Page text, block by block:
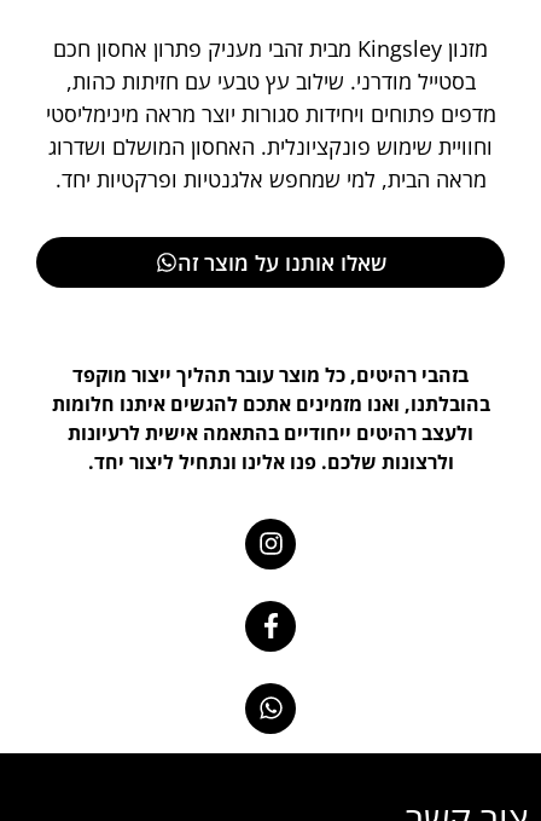
מזנון Kingsley מבית זהבי מעניק פתרון אחסון חכם
בסטייל מודרני. שילוב עץ טבעי עם חזיתות כהות,
מדפים פתוחים ויחידות סגורות יוצר מראה מינימליסטי
וחוויית שימוש פונקציונלית. האחסון המושלם ושדרוג
מראה הבית, למי שמחפש אלגנטיות ופרקטיות יחד.
שאלו אותנו על מוצר זה
בזהבי רהיטים, כל מוצר עובר תהליך ייצור מוקפד
בהובלתנו, ואנו מזמינים אתכם להגשים איתנו חלומות
ולעצב רהיטים ייחודיים בהתאמה אישית לרעיונות
ולרצונות שלכם. פנו אלינו ונתחיל ליצור יחד.